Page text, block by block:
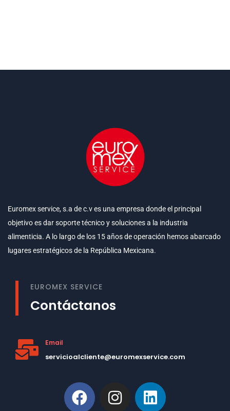
Euromex service, s.a de c.v es una empresa donde el principal
objetivo es dar soporte técnico y soluciones a la industria
alimenticia. A lo largo de los 15 años de operación hemos abarcado
lugares estratégicos de la República Mexicana.
EUROMEX SERVICE
Contáctanos
Email
servicioalcliente@euromexservice.com